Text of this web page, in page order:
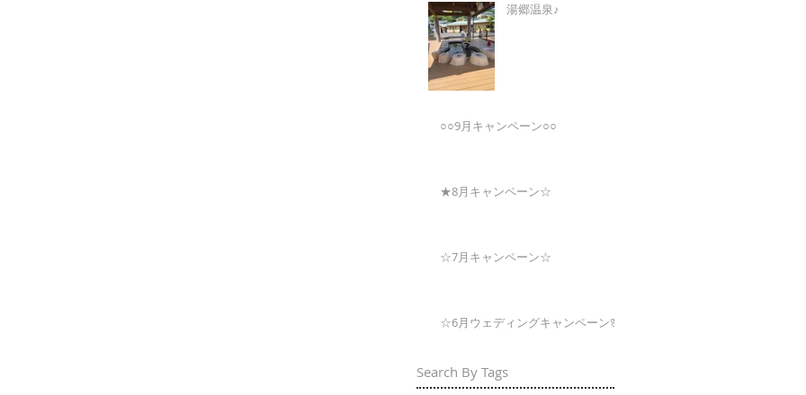
Search By Tags
湯郷温泉♪
○○9月キャンペーン○○
★8月キャンペーン☆
☆7月キャンペーン☆
☆6月ウェディングキャンペーン🌸